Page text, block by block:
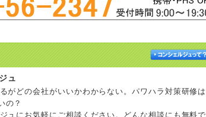
ュ
がどの会社がいいかわからない。パワハラ対策研修は
の？
ュにお気軽にご相談ください。どんな相談にも無料で